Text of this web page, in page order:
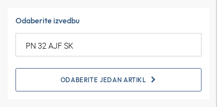
Odaberite izvedbu
ODABERITE JEDAN ARTIKL